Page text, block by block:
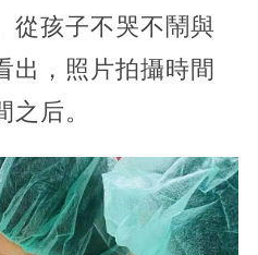
從孩子不哭不鬧與
出，照片拍攝時間
后。